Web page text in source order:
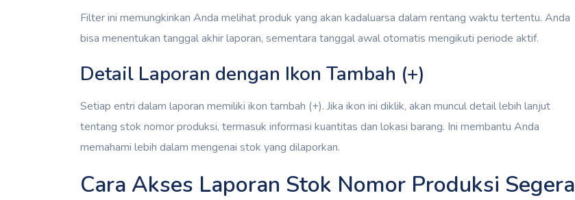
Filter ini memungkinkan Anda melihat produk yang akan kadaluarsa dalam rentang waktu tertentu. Anda
bisa menentukan tanggal akhir laporan, sementara tanggal awal otomatis mengikuti periode aktif.
Detail Laporan dengan Ikon Tambah (+)
Setiap entri dalam laporan memiliki ikon tambah (+). Jika ikon ini diklik, akan muncul detail lebih lanjut
tentang stok nomor produksi, termasuk informasi kuantitas dan lokasi barang. Ini membantu Anda
memahami lebih dalam mengenai stok yang dilaporkan.
Cara Akses Laporan Stok Nomor Produksi Segera